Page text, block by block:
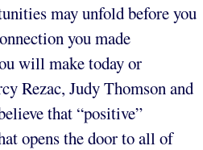
may unfold before you
you made
will make today or
Rezac, Judy Thomson and
that “positive”
opens the door to all of